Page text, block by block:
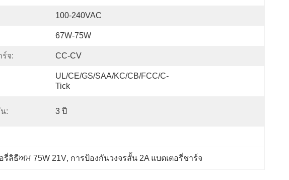
100-240VAC
67W-75W
จ: CC-CV
UL/CE/GS/SAA/KC/CB/FCC/C-
Tick
: 3 ปี
รี่ลิธีਅਮ 75W 21V, การป้องกันวงจรสั้น 2A แบตเตอรี่ชาร์จ